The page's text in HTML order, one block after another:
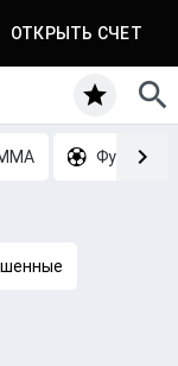
ОТКРЫТЬ СЧЕТ
Футбол